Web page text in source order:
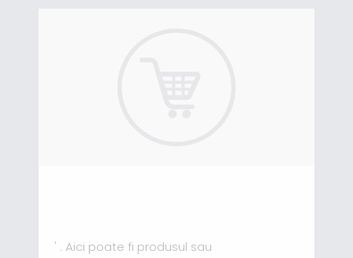
' . Aici poate fi produsul sau